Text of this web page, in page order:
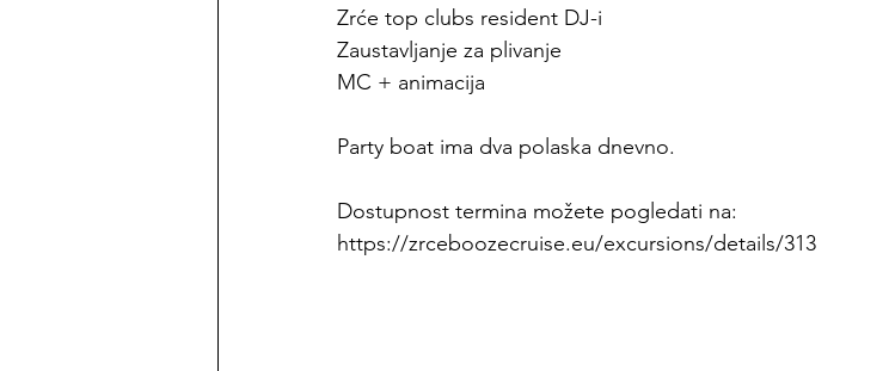
Zrće top clubs resident DJ-i
Zaustavljanje za plivanje
MC + animacija
Party boat ima dva polaska dnevno.
Dostupnost termina možete pogledati na:
https://zrceboozecruise.eu/excursions/details/313